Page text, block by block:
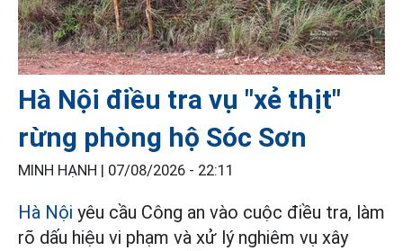
Hà Nội điều tra vụ "xẻ thịt"
rừng phòng hộ Sóc Sơn
MINH HẠNH | 07/08/2026 - 22:11
Hà Nội yêu cầu Công an vào cuộc điều tra, làm
rõ dấu hiệu vi phạm và xử lý nghiêm vụ xây